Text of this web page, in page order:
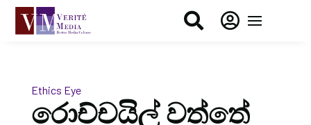
 
Ethics Eye
රොච්චයිල් වත්තේ